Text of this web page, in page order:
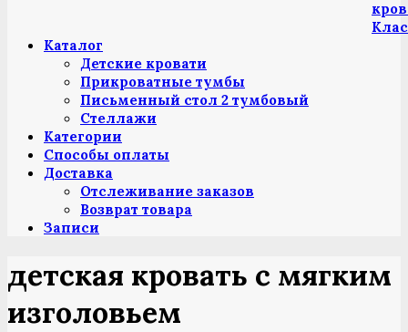
Каталог
Детские кровати
Прикроватные тумбы
Письменный стол 2 тумбовый
Стеллажи
Категории
Способы оплаты
Доставка
Отслеживание заказов
Возврат товара
Записи
детская кровать с мягким
изголовьем